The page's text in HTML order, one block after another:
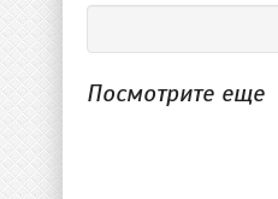
Посмотрите еще